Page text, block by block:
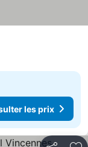
les prix